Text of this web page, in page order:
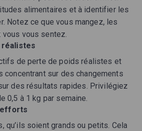
alimentaires et à identifier les
Notez ce que vous mangez, les
vous sentez.
de perte de poids réalistes et
concentrant sur des changements
des résultats rapides. Privilégiez
0,5 à 1 kg par semaine.
efforts
qu’ils soient grands ou petits. Cela